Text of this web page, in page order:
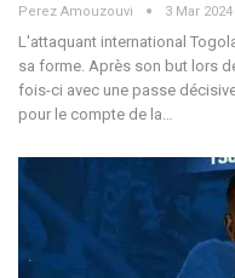
Perez Amouzouvi 3 Mar 2024
L'attaquant international
sa forme. Après son but lors
fois-ci avec une passe
pour le compte de la